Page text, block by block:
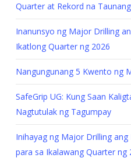
Quarter at Rekord na
Inanunsyo ng Major Drilling
Ikatlong Quarter ng 2026
Nangungunang 5 Kwento ng
SafeGrip UG: Kung Saan
Nagtutulak ng Tagumpay
Inihayag ng Major Drilling
para sa Ikalawang Quarter ng